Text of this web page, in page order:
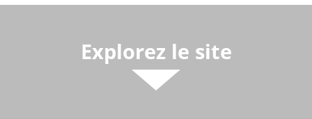
Explorez le site